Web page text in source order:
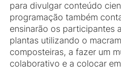
para divulgar conteúdo
programação também
ensinarão os participantes
plantas utilizando o
composteiras, a fazer um
colaborativo e a colocar